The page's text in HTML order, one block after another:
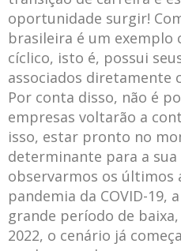
oportunidade surgir!
brasileira é um exemplo
cíclico, isto é, possui
associados diretamente
Por conta disso, não é
empresas voltarão a
isso, estar pronto no
determinante para a sua
observarmos os últimos
pandemia da COVID-19,
grande período de
2022, o cenário já